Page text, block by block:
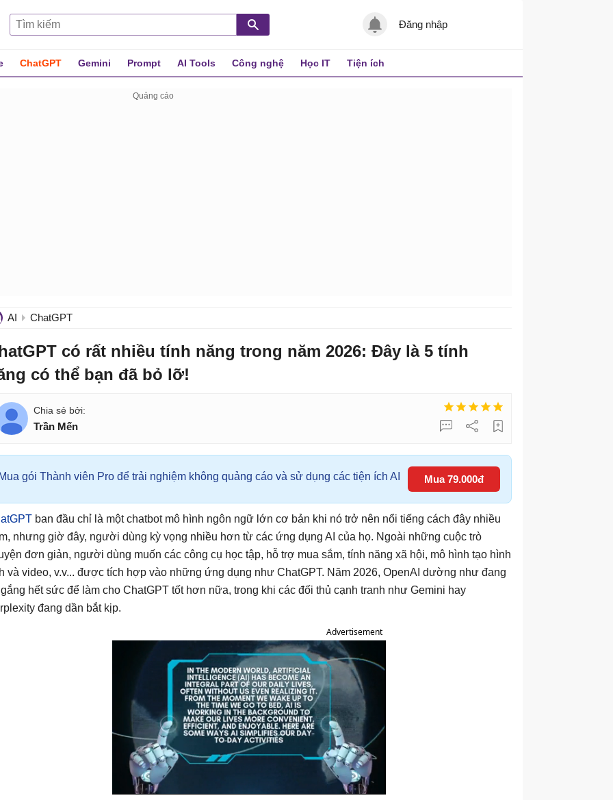
Đăng nhập
ChatGPT Gemini Prompt AI Tools Công nghệ Học IT Tiện ích
AI ChatGPT
có rất nhiều tính năng trong năm 2026: Đây là 5 tính
có thể bạn đã bỏ lỡ!
Trần Mến
gói Thành viên Pro để trải nghiệm không quảng cáo và sử dụng các tiện ích AI Mua 79.000đ
ban đầu chỉ là một chatbot mô hình ngôn ngữ lớn cơ bản khi nó trở nên nổi tiếng cách đây nhiều
nhưng giờ đây, người dùng kỳ vọng nhiều hơn từ các ứng dụng AI của họ. Ngoài những cuộc trò
đơn giản, người dùng muốn các công cụ học tập, hỗ trợ mua sắm, tính năng xã hội, mô hình tạo hình
và video, v.v... được tích hợp vào những ứng dụng như ChatGPT. Năm 2026, OpenAI dường như đang
hết sức để làm cho ChatGPT tốt hơn nữa, trong khi các đối thủ cạnh tranh như Gemini hay
đang dần bắt kịp.
Advertisement